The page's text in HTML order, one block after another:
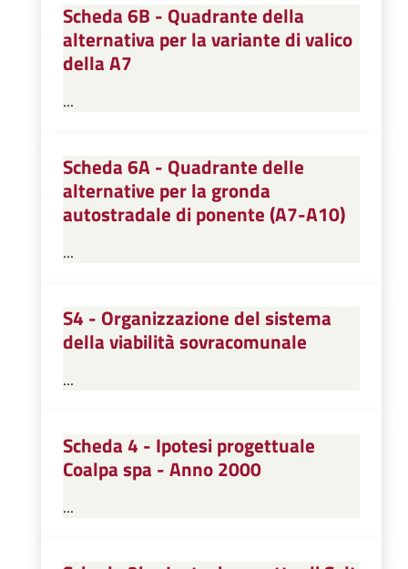
Scheda 6B - Quadrante della
alternativa per la variante di valico
della A7
...
Scheda 6A - Quadrante delle
alternative per la gronda
autostradale di ponente (A7-A10)
...
S4 - Organizzazione del sistema
della viabilità sovracomunale
...
Scheda 4 - Ipotesi progettuale
Coalpa spa - Anno 2000
...